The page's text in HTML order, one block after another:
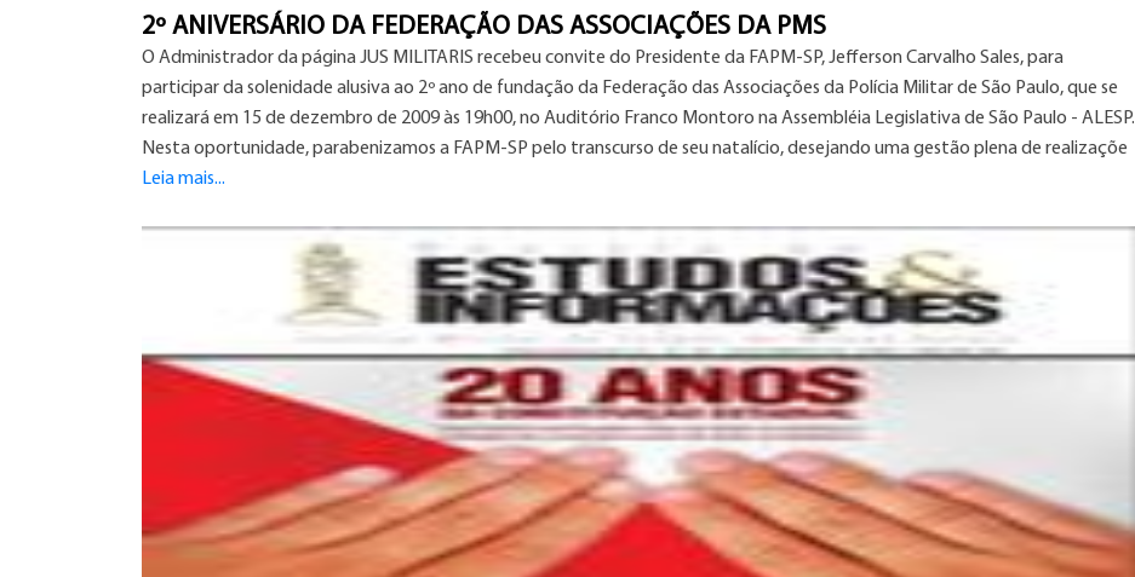
2º ANIVERSÁRIO DA FEDERAÇÃO DAS ASSOCIAÇÕES DA PMS
O Administrador da página JUS MILITARIS recebeu convite do Presidente da FAPM-SP, Jefferson Carvalho Sales, para
participar da solenidade alusiva ao 2º ano de fundação da Federação das Associações da Polícia Militar de São Paulo, que se
realizará em 15 de dezembro de 2009 às 19h00, no Auditório Franco Montoro na Assembléia Legislativa de São Paulo - ALESP.
Nesta oportunidade, parabenizamos a FAPM-SP pelo transcurso de seu natalício, desejando uma gestão plena de realizaçõe
Leia mais...